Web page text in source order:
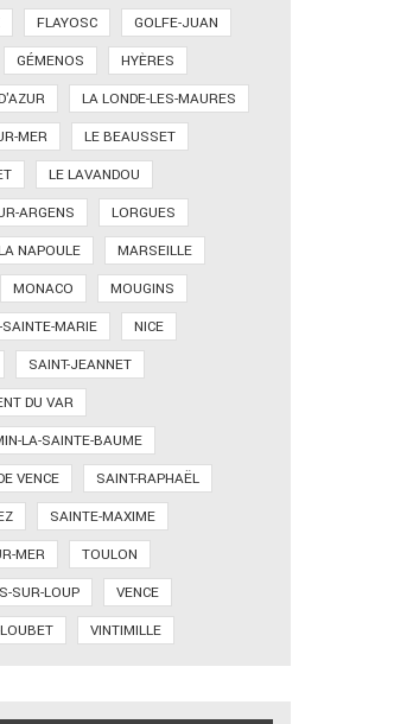
FLAYOSC
GOLFE-JUAN
GÉMENOS
HYÈRES
LA LONDE-LES-MAURES
MER
LE BEAUSSET
LE LAVANDOU
ARGENS
LORGUES
NAPOULE
MARSEILLE
MONACO
MOUGINS
MARIE
NICE
SAINT-JEANNET
DU VAR
LA-SAINTE-BAUME
VENCE
SAINT-RAPHAËL
SAINTE-MAXIME
MER
TOULON
SUR-LOUP
VENCE
VINTIMILLE